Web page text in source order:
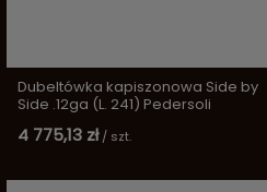
Dubeltówka kapiszonowa Side by
Side .12ga (L. 241) Pedersoli
4 775,13 zł / szt.